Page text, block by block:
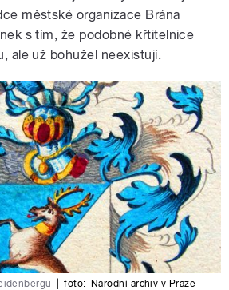
městské organizace Brána
s tím, že podobné křtitelnice
ale už bohužel neexistují.
foto: Národní archiv v Praze